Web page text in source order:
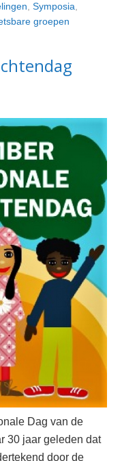
,Symposia
groepen
Dag van de
30 jaar geleden dat
door de